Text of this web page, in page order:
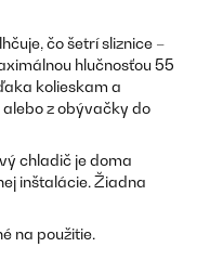
čo šetrí sliznice –
hlučnosťou 55
kolieskam a
z obývačky do
chladič je doma
inštalácie. Žiadna
na použitie.